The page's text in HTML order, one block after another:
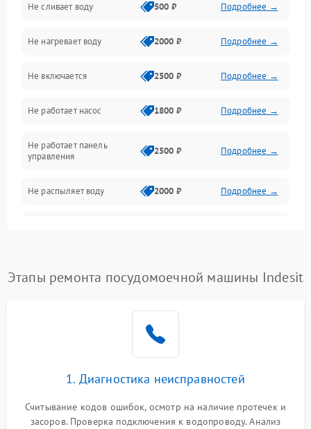
Электропитание
Датчики
Нагрев
Вода
Гигиена
Программное обеспечение
Не сливает воду 500 ₽ Подробнее →
Не нагревает воду 2000 ₽ Подробнее →
Не включается 2500 ₽ Подробнее →
Не работает насос 1800 ₽ Подробнее →
Не работает панель
управления
2500 ₽ Подробнее →
Не распыляет воду 2000 ₽ Подробнее →
воды
1800 ₽ Подробнее →
Проблемы с
Этапы ремонта посудомоечной машины Indesit
1. Диагностика неисправностей
Считывание кодов ошибок, осмотр на наличие протечек и
засоров. Проверка подключения к водопроводу. Анализ